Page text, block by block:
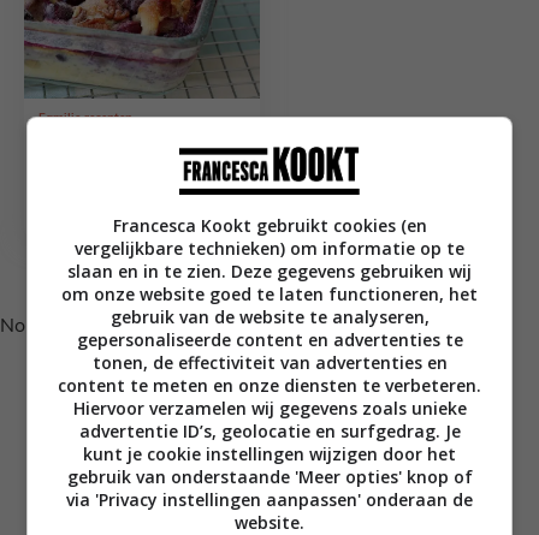
Croissantpudding met
blauwe bessen en
Familie recepten
Volg je mij al op Instagram?
No posts found.
Francesca Kookt gebruikt cookies (en
vergelijkbare technieken) om informatie op te
slaan en in te zien. Deze gegevens gebruiken wij
om onze website goed te laten functioneren, het
gebruik van de website te analyseren,
gepersonaliseerde content en advertenties te
tonen, de effectiviteit van advertenties en
content te meten en onze diensten te verbeteren.
Hiervoor verzamelen wij gegevens zoals unieke
advertentie ID’s, geolocatie en surfgedrag. Je
kunt je cookie instellingen wijzigen door het
gebruik van onderstaande 'Meer opties' knop of
via 'Privacy instellingen aanpassen' onderaan de
website.